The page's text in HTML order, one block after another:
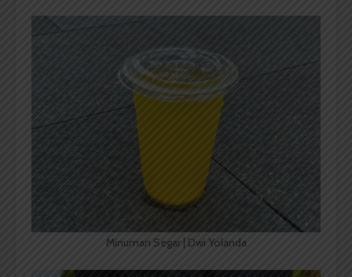
Minuman Segar | Dwi Yolanda